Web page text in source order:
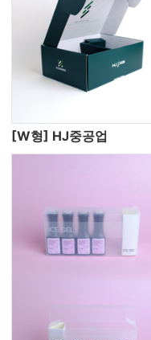
[W형] HJ중공업